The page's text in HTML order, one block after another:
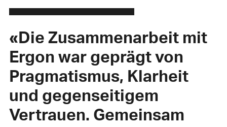
«Die Zusammenarbeit mit
Ergon war geprägt von
Pragmatismus, Klarheit
und gegenseitigem
Vertrauen. Gemeinsam